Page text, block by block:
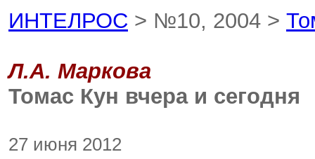
ИНТЕЛРОС > №10, 2004 >
Л.А. Маркова
Томас Кун вчера и сегодня
27 июня 2012